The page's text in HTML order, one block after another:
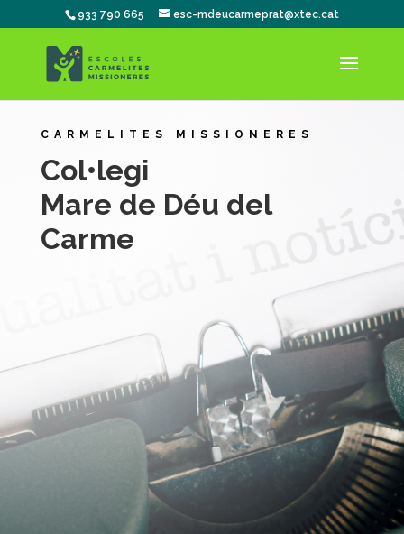
933 790 665 esc-mdeucarmeprat@xtec.cat
CARMELITES MISSIONERES
Col•legi
Mare de Déu del
Carme